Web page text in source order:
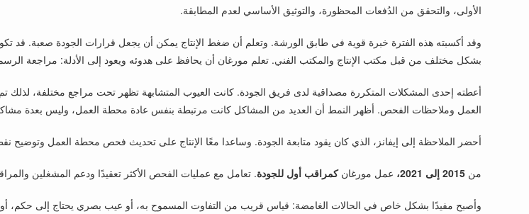
الأولى، والتحقق من الدُفعات المحظورة، والتوثيق الأساسي لعدم المطابقة.
وقد أكسبته هذه الفترة خبرة قوية في طابق الورشة. وتعلم أن ضغط الإنتاج يمكن أن يجعل قرارات الجودة صعبة. قد
بشكل مختلف من قبل مكتب الإنتاج والمكتب الفني. تعلم مورغان أن يحافظ على هدوئه ويعود إلى الأدلة: مراجعة الرسم،
أعطته إحدى المشكلات المتكررة مصداقية لدى فريق الجودة. كانت العيوب المتشابهة تظهر تحت مراجع مختلفة، لذلك
العمل وملاحظات الفحص. أظهر النمط أن العديد من المشاكل كانت مرتبطة بنفس عادة محطة العمل، وليس بعدة
أحضر الملاحظة إلى إيفانز، الذي كان يقود متابعة الجودة. وساعدا معًا الإنتاج على تحديث فحص محطة العمل وتوضيح
من2015 إلى 2021، عمل مورغانكمراقب أول للجودة. تعامل مع عمليات الفحص الأكثر تعقيدًا ودعم المشغلين
وأصبح مفيدًا بشكل خاص في الحالات الغامضة: قياس قريب من التفاوت المسموح به، أو عيب بصري يحتاج إلى حكم، أو